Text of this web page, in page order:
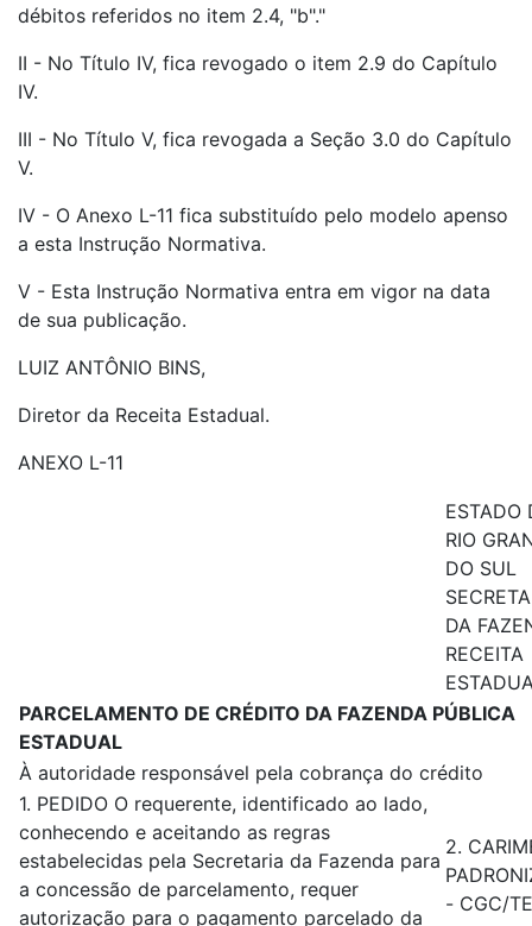
débitos referidos no item 2.4, "b"."
II - No Título IV, fica revogado o item 2.9 do Capítulo
IV.
III - No Título V, fica revogada a Seção 3.0 do Capítulo
V.
IV - O Anexo L-11 fica substituído pelo modelo apenso
a esta Instrução Normativa.
V - Esta Instrução Normativa entra em vigor na data
de sua publicação.
LUIZ ANTÔNIO BINS,
Diretor da Receita Estadual.
ANEXO L-11
ESTADO
RIO
DO SUL
DA
RECEITA
PARCELAMENTO DE CRÉDITO DA FAZENDA PÚBLICA
ESTADUAL
À autoridade responsável pela cobrança do crédito
1. PEDIDO O requerente, identificado ao lado,
conhecendo e aceitando as regras
estabelecidas pela Secretaria da Fazenda para
a concessão de parcelamento, requer
autorização para o pagamento parcelado da
2.
- CGC/TE